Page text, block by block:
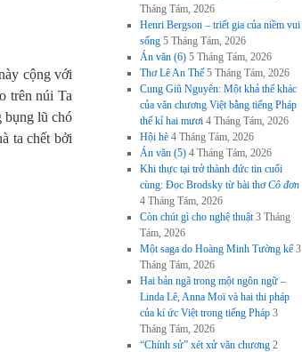
cộng với
trên núi Ta
bụng lũ chó
ta chết bởi
Tháng Tám, 2026
Henri Bergson – triết gia của niềm vui
sống 5 Tháng Tám, 2026
Án văn (6) 5 Tháng Tám, 2026
Thơ Lê An Thế 5 Tháng Tám, 2026
Cung Giũ Nguyên: Một khả thể khác
của văn chương Việt bằng tiếng Pháp
thế kỉ hai mươi 4 Tháng Tám, 2026
Hội hè 4 Tháng Tám, 2026
Án văn (5) 4 Tháng Tám, 2026
Khi thực tại trở thành đức tin cuối
cùng: Đọc Brodsky từ bài thơCô đơn
4 Tháng Tám, 2026
Còn chút gì cho nghệ thuật 3 Tháng
Tám, 2026
Một saga do Hoàng Minh Tường kể 3
Tháng Tám, 2026
Hai bản ngã trong một ngôn ngữ –
Linda Lê, Anna Moï và hai thi pháp
của kí ức Việt trong tiếng Pháp 3
Tháng Tám, 2026
“Chính sử” xét xử văn chương 2